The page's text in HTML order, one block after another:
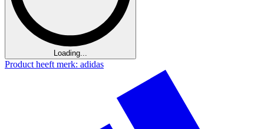
Loading...
Product heeft merk: adidas